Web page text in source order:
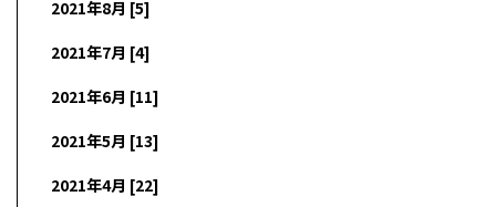
2021年8月 [5]
2021年7月 [4]
2021年6月 [11]
2021年5月 [13]
2021年4月 [22]